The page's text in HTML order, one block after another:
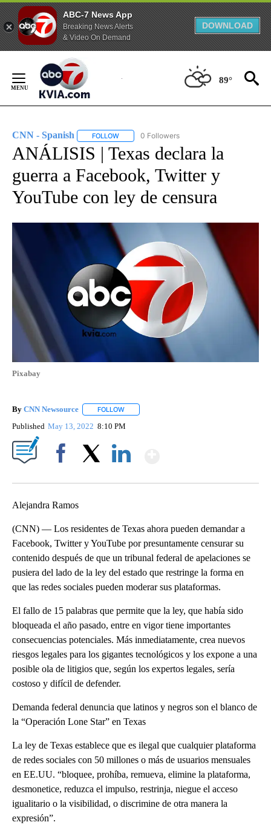
ABC-7 News App
Breaking News Alerts
& Video On Demand
DOWNLOAD
Content
89°
CNN - Spanish FOLLOW FOLLOW "CNN - SPANISH" TO RECEIVE
0 Followers
ANÁLISIS | Texas declara la
guerra a Facebook, Twitter y
YouTube con ley de censura
Pixabay
By CNN Newsource FOLLOW
Published May 13, 2022 8:10 PM
Alejandra Ramos
(CNN) — Los residentes de Texas ahora pueden demandar a
Facebook, Twitter y YouTube por presuntamente censurar su
contenido después de que un tribunal federal de apelaciones se
pusiera del lado de la ley del estado que restringe la forma en
que las redes sociales pueden moderar sus plataformas.
El fallo de 15 palabras que permite que la ley, que había sido
bloqueada el año pasado, entre en vigor tiene importantes
consecuencias potenciales. Más inmediatamente, crea nuevos
riesgos legales para los gigantes tecnológicos y los expone a una
posible ola de litigios que, según los expertos legales, sería
costoso y difícil de defender.
Demanda federal denuncia que latinos y negros son el blanco de
la “Operación Lone Star” en Texas
La ley de Texas establece que es ilegal que cualquier plataforma
de redes sociales con 50 millones o más de usuarios mensuales
en EE.UU. “bloquee, prohíba, remueva, elimine la plataforma,
desmonetice, reduzca el impulso, restrinja, niegue el acceso
igualitario o la visibilidad, o discrimine de otra manera la
expresión”.